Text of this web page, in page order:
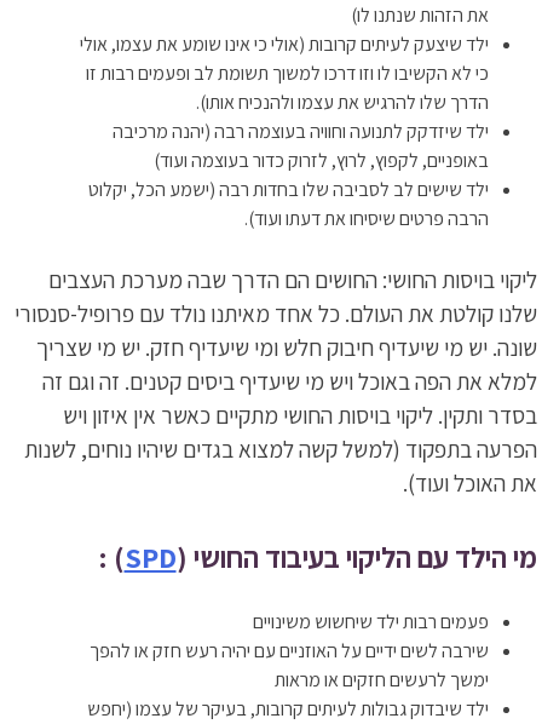
את הזהות שנתנו לו)
ילד שיצעק לעיתים קרובות (אולי כי אינו שומע את עצמו, אולי
כי לא הקשיבו לו וזו דרכו למשוך תשומת לב ופעמים רבות זו
הדרך שלו להרגיש את עצמו ולהנכיח אותו).
ילד שיזדקק לתנועה וחוויה בעוצמה רבה (יהנה מרכיבה
באופניים, לקפוץ, לרוץ, לזרוק כדור בעוצמה ועוד)
ילד שישים לב לסביבה שלו בחדות רבה (ישמע הכל, יקלוט
הרבה פרטים שיסיחו את דעתו ועוד).
ליקוי בויסות החושי: החושים הם הדרך שבה מערכת העצבים
שלנו קולטת את העולם. כל אחד מאיתנו נולד עם פרופיל-סנסורי
שונה. יש מי שיעדיף חיבוק חלש ומי שיעדיף חזק. יש מי שצריך
למלא את הפה באוכל ויש מי שיעדיף ביסים קטנים. זה וגם זה
בסדר ותקין. ליקוי בויסות החושי מתקיים כאשר אין איזון ויש
הפרעה בתפקוד (למשל קשה למצוא בגדים שיהיו נוחים, לשנות
את האוכל ועוד).
מי הילד עם הליקוי בעיבוד החושי (SPD
) :
פעמים רבות ילד שיחשוש משינויים
שירבה לשים ידיים על האוזניים עם יהיה רעש חזק או להפך
ימשך לרעשים חזקים או מראות
ילד שיבדוק גבולות לעיתים קרובות, בעיקר של עצמו (יחפש